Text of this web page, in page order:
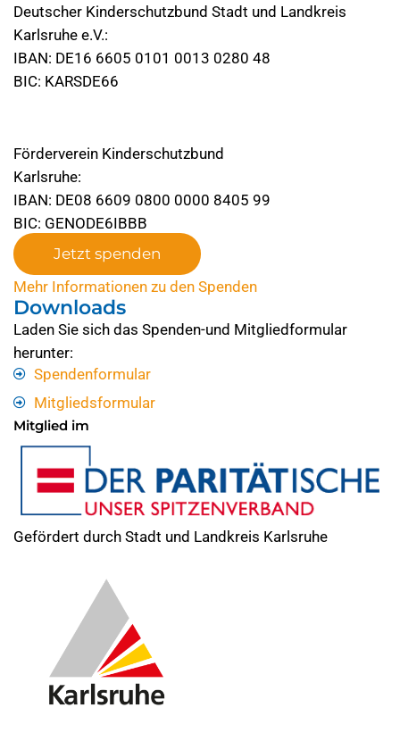
Deutscher Kinderschutzbund Stadt und Landkreis
Karlsruhe e.V.:
IBAN: DE16 6605 0101 0013 0280 48
BIC: KARSDE66
Förderverein Kinderschutzbund
Karlsruhe:
IBAN: DE08 6609 0800 0000 8405 99
BIC: GENODE6IBBB
Jetzt spenden
Mehr Informationen zu den Spenden
Downloads
Laden Sie sich das Spenden-und Mitgliedformular
herunter:
Spendenformular
Mitgliedsformular
Mitglied im
Gefördert durch Stadt und Landkreis Karlsruhe